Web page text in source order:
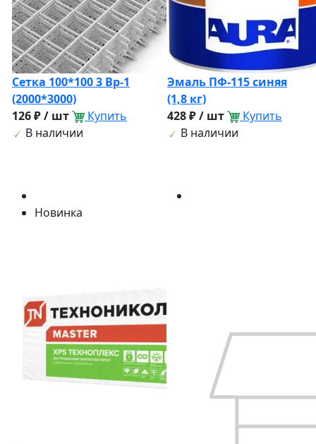
Сетка 100*100 3 Вр-1
(2000*3000)
126 ₽ / шт
Купить
В наличии
Эмаль ПФ-115 синяя
(1,8 кг)
428 ₽ / шт
Купить
В наличии
Новинка